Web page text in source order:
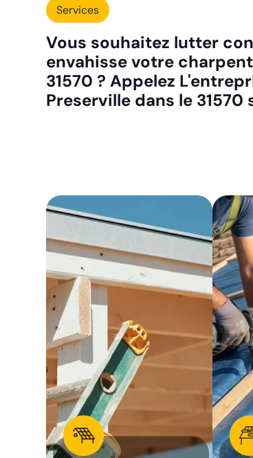
Services
Vous souhaitez lutter
envahisse votre
31570 ? Appelez
Preserville dans le